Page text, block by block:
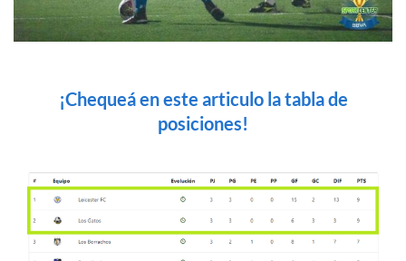
¡Chequeá en este articulo la tabla de
posiciones!